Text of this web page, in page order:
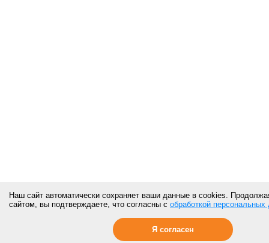
Наш сайт автоматически сохраняет ваши данные в cookies.
сайтом, вы подтверждаете, что согласны с обработкой персональных
Я согласен